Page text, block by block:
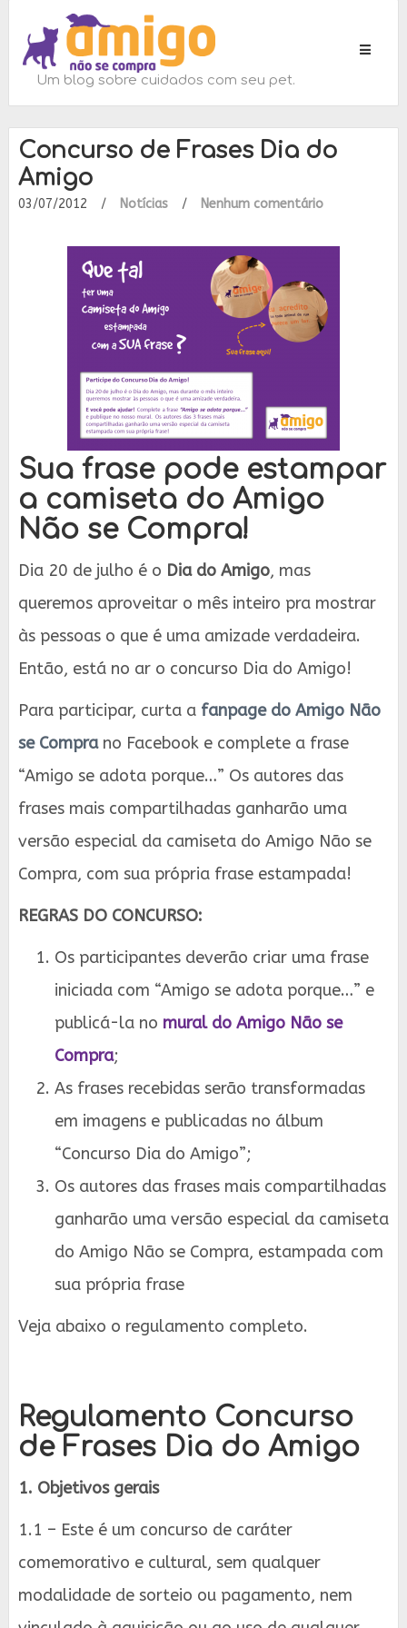
Toggle
Um blog sobre cuidados com seu pet.
Concurso de Frases Dia do
Amigo
03/07/2012 / Notícias / Nenhum comentário
Sua frase pode estampar
a camiseta do Amigo
Não se Compra!
Dia 20 de julho é o Dia do Amigo, mas
queremos aproveitar o mês inteiro pra mostrar
às pessoas o que é uma amizade verdadeira.
Então, está no ar o concurso Dia do Amigo!
Para participar, curta a fanpage do Amigo Não
se Comprano Facebook e complete a frase
“Amigo se adota porque…” Os autores das
frases mais compartilhadas ganharão uma
versão especial da camiseta do Amigo Não se
Compra, com sua própria frase estampada!
REGRAS DO CONCURSO:
Os participantes deverão criar uma frase
iniciada com “Amigo se adota porque…” e
publicá-la no mural do Amigo Não se
Compra;
As frases recebidas serão transformadas
em imagens e publicadas no álbum
“Concurso Dia do Amigo”;
Os autores das frases mais compartilhadas
ganharão uma versão especial da camiseta
do Amigo Não se Compra, estampada com
sua própria frase
Veja abaixo o regulamento completo.
Regulamento Concurso
de Frases Dia do Amigo
1. Objetivos gerais
1.1 – Este é um concurso de caráter
comemorativo e cultural, sem qualquer
modalidade de sorteio ou pagamento, nem